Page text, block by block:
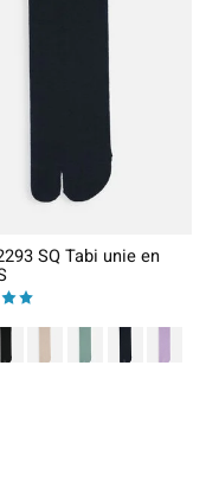
SQ Tabi unie en
of this product is